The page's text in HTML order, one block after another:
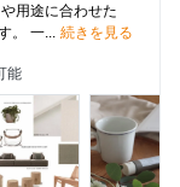
用途に合わせた
。 一... 続きを見る
能